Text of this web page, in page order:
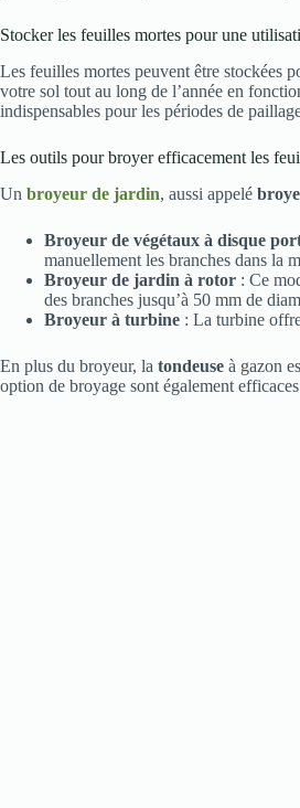
Stocker les feuilles mortes pour une
Les feuilles mortes peuvent être stockées
votre sol tout au long de l’année en
indispensables pour les périodes de
Les outils pour broyer efficacement les
Un broyeur de jardin, aussi appelé
Broyeur de végétaux à disque
manuellement les branches dans la
Broyeur de jardin à rotor : Ce
des branches jusqu’à 50 mm de
Broyeur à turbine : La turbine
En plus du broyeur, la tondeuse à gazon
option de broyage sont également